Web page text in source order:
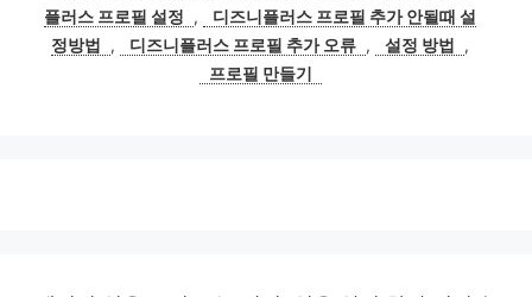
플러스 프로필 설정
,
디즈니플러스 프로필 추가 안될때 설
정방법
, 디즈니플러스 프로필 추가 오류 , 설정 방법
,
프로필 만들기